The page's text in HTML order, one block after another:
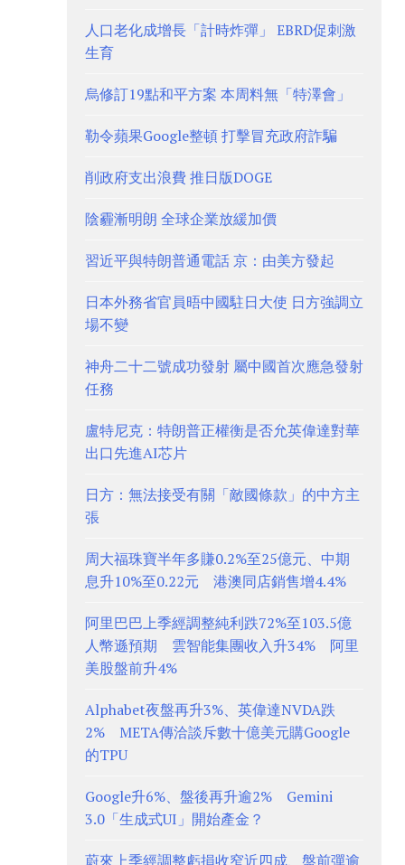
人口老化成增長「計時炸彈」 EBRD促刺激
生育
烏修訂19點和平方案 本周料無「特澤會」
勒令蘋果Google整頓 打擊冒充政府詐騙
削政府支出浪費 推日版DOGE
陰霾漸明朗 全球企業放緩加價
習近平與特朗普通電話 京：由美方發起
日本外務省官員晤中國駐日大使 日方強調立
場不變
神舟二十二號成功發射 屬中國首次應急發射
任務
盧特尼克：特朗普正權衡是否允英偉達對華
出口先進AI芯片
日方：無法接受有關「敵國條款」的中方主
張
周大福珠寶半年多賺0.2%至25億元、中期
息升10%至0.22元 港澳同店銷售增4.4%
阿里巴巴上季經調整純利跌72%至103.5億
人幣遜預期 雲智能集團收入升34% 阿里
美股盤前升4%
Alphabet夜盤再升3%、英偉達NVDA跌
2% META傳洽談斥數十億美元購Google
的TPU
Google升6%、盤後再升逾2% Gemini
3.0「生成式UI」開始產金？
蔚來上季經調整虧損收窄近四成、盤前彈逾